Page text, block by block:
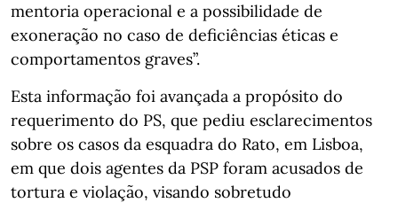
mentoria operacional e a possibilidade de
exoneração no caso de deficiências éticas e
comportamentos graves”.
Esta informação foi avançada a propósito do
requerimento do PS, que pediu esclarecimentos
sobre os casos da esquadra do Rato, em Lisboa,
em que dois agentes da PSP foram acusados de
tortura e violação, visando sobretudo